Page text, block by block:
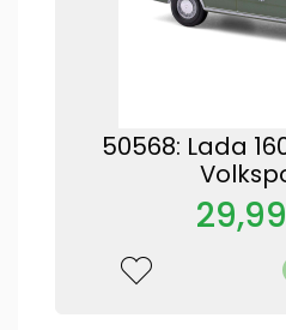
50568: Lada